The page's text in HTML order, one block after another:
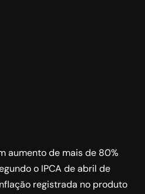
aumento de mais de 80%
o IPCA de abril de
registrada no produto